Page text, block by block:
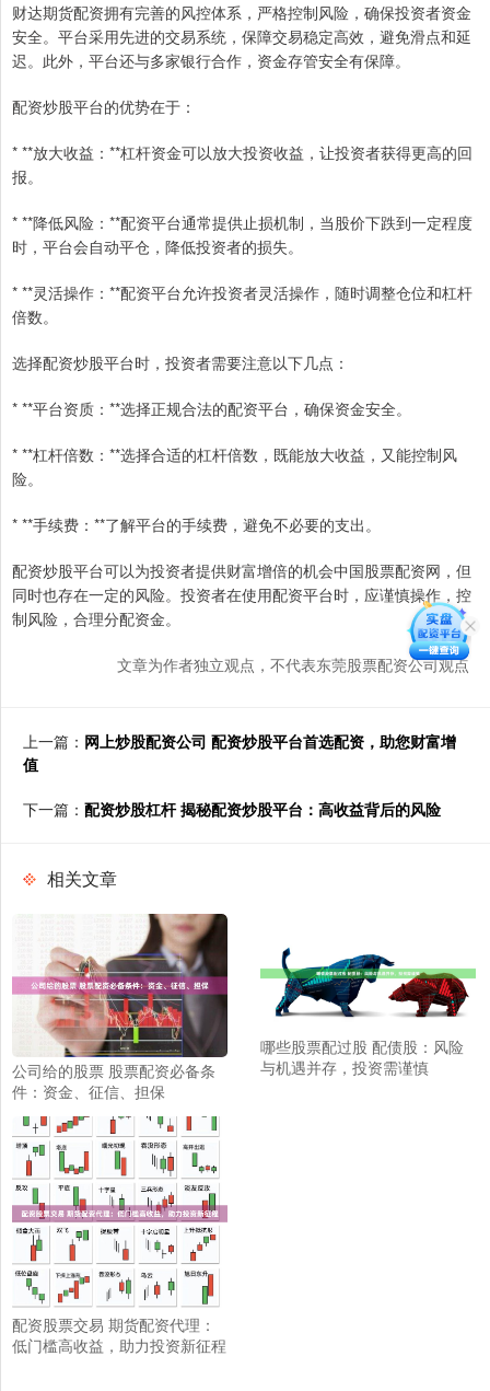
财达期货配资拥有完善的风控体系，严格控制风险，确保投资者资金
安全。平台采用先进的交易系统，保障交易稳定高效，避免滑点和延
迟。此外，平台还与多家银行合作，资金存管安全有保障。
配资炒股平台的优势在于：
* **放大收益：**杠杆资金可以放大投资收益，让投资者获得更高的回
报。
* **降低风险：**配资平台通常提供止损机制，当股价下跌到一定程度
时，平台会自动平仓，降低投资者的损失。
* **灵活操作：**配资平台允许投资者灵活操作，随时调整仓位和杠杆
倍数。
选择配资炒股平台时，投资者需要注意以下几点：
* **平台资质：**选择正规合法的配资平台，确保资金安全。
* **杠杆倍数：**选择合适的杠杆倍数，既能放大收益，又能控制风
险。
* **手续费：**了解平台的手续费，避免不必要的支出。
配资炒股平台可以为投资者提供财富增倍的机会中国股票配资网，但
同时也存在一定的风险。投资者在使用配资平台时，应谨慎操作，控
制风险，合理分配资金。
文章为作者独立观点，不代表东莞股票配资公司观点
上一篇： 网上炒股配资公司 配资炒股平台首选配资，助您财富增
值
下一篇： 配资炒股杠杆 揭秘配资炒股平台：高收益背后的风险
相关文章
公司给的股票 股票配资必备条
件：资金、征信、担保
哪些股票配过股 配债股：风险
与机遇并存，投资需谨慎
配资股票交易 期货配资代理：
低门槛高收益，助力投资新征程